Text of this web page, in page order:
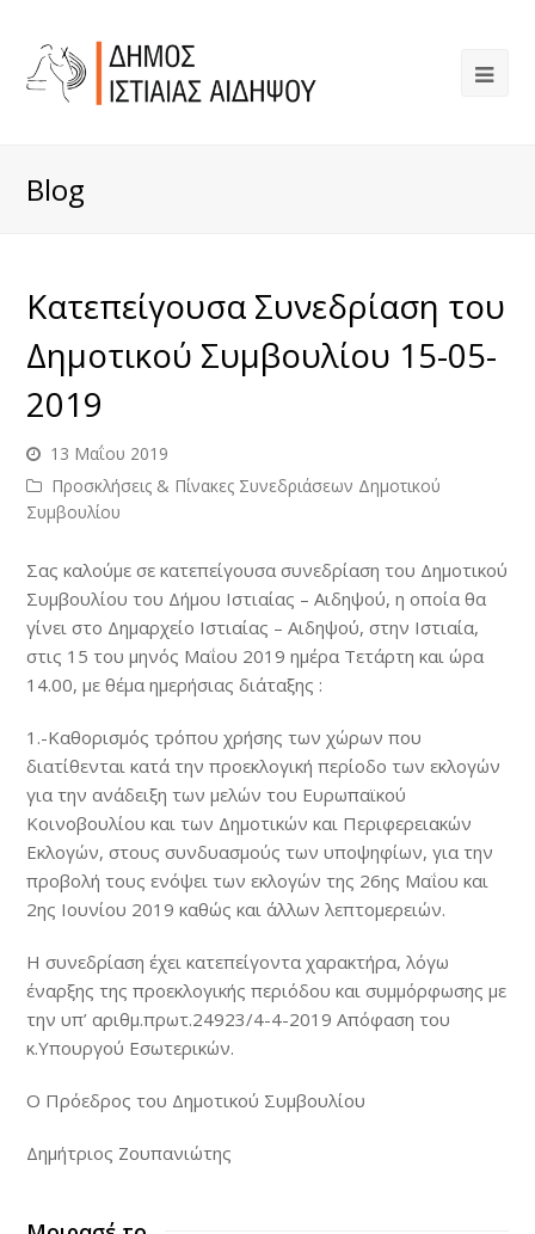
Blog
Κατεπείγουσα Συνεδρίαση του
Δημοτικού Συμβουλίου 15-05-
2019
13 Μαΐου 2019
Προσκλήσεις & Πίνακες Συνεδριάσεων Δημοτικού
Συμβουλίου
Σας καλούμε σε κατεπείγουσα συνεδρίαση του Δημοτικού
Συμβουλίου του Δήμου Ιστιαίας – Αιδηψού, η οποία θα
γίνει στο Δημαρχείο Ιστιαίας – Αιδηψού, στην Ιστιαία,
στις 15 του μηνός Μαΐου 2019 ημέρα Τετάρτη και ώρα
14.00, με θέμα ημερήσιας διάταξης :
1.-Καθορισμός τρόπου χρήσης των χώρων που
διατίθενται κατά την προεκλογική περίοδο των εκλογών
για την ανάδειξη των μελών του Ευρωπαϊκού
Κοινοβουλίου και των Δημοτικών και Περιφερειακών
Εκλογών, στους συνδυασμούς των υποψηφίων, για την
προβολή τους ενόψει των εκλογών της 26ης Μαΐου και
2ης Ιουνίου 2019 καθώς και άλλων λεπτομερειών.
Η συνεδρίαση έχει κατεπείγοντα χαρακτήρα, λόγω
έναρξης της προεκλογικής περιόδου και συμμόρφωσης με
την υπ’ αριθμ.πρωτ.24923/4-4-2019 Απόφαση του
κ.Υπουργού Εσωτερικών.
Ο Πρόεδρος του Δημοτικού Συμβουλίου
Δημήτριος Ζουπανιώτης